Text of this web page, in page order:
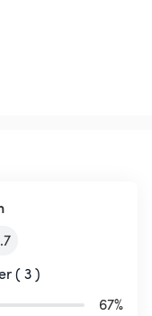
( 3 )
67%